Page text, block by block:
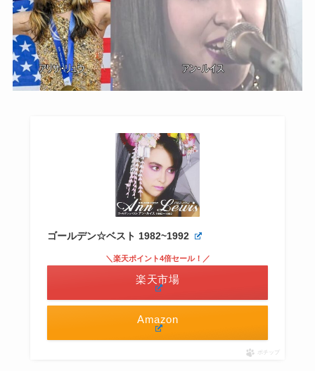
ゴールデン☆ベスト 1982~1992
Amazon
＼楽天ポイント4倍セール！／
楽天市場
ポチップ